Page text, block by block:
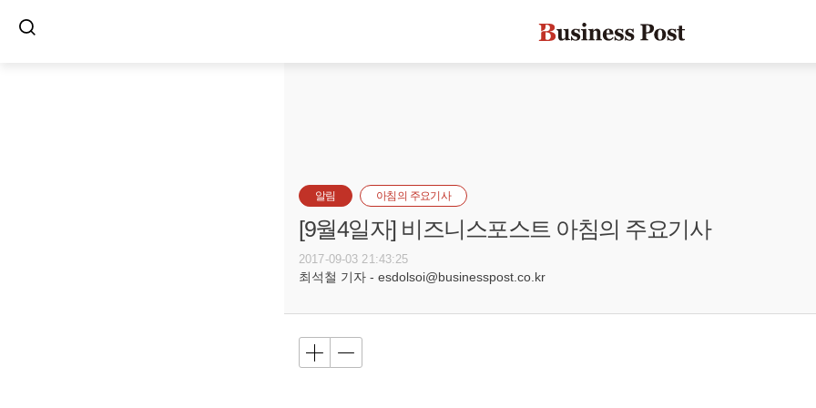
알림 아침의 주요기사
[9월4일자] 비즈니스포스트 아침의 주요기사
2017-09-03 21:43:25
최석철 기자 - esdolsoi@businesspost.co.kr